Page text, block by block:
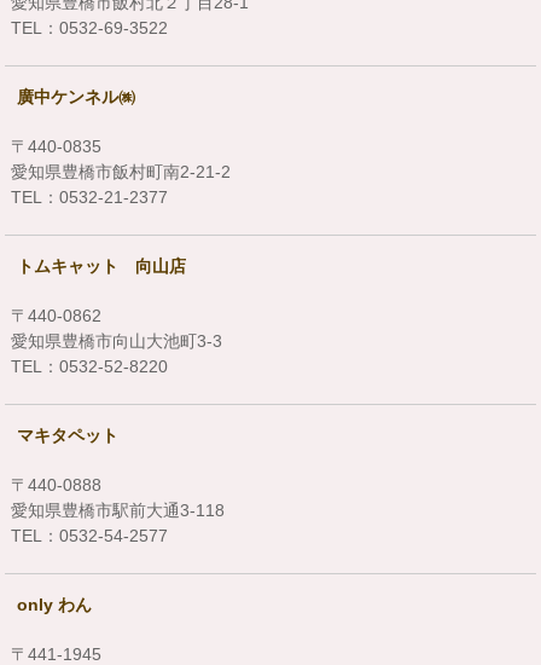
TEL：0532-69-3522
廣中ケンネル㈱
〒440-0835
愛知県豊橋市飯村町南2-21-2
TEL：0532-21-2377
トムキャット 向山店
〒440-0862
愛知県豊橋市向山大池町3-3
TEL：0532-52-8220
マキタペット
〒440-0888
愛知県豊橋市駅前大通3-118
TEL：0532-54-2577
only わん
〒441-1945